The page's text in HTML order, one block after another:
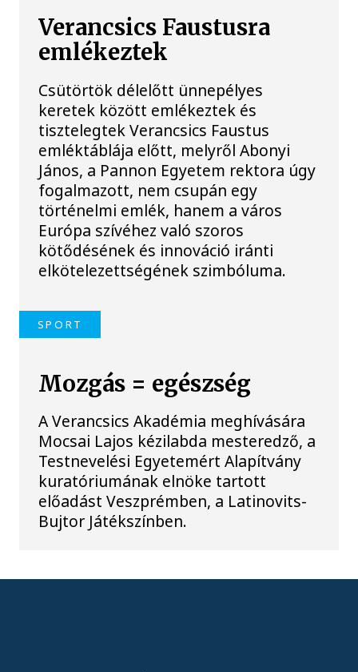
Verancsics Faustusra
emlékeztek
Csütörtök délelőtt ünnepélyes
keretek között emlékeztek és
tisztelegtek Verancsics Faustus
emléktáblája előtt, melyről Abonyi
János, a Pannon Egyetem rektora úgy
fogalmazott, nem csupán egy
történelmi emlék, hanem a város
Európa szívéhez való szoros
kötődésének és innováció iránti
elkötelezettségének szimbóluma.
SPORT
Mozgás = egészség
A Verancsics Akadémia meghívására
Mocsai Lajos kézilabda mesteredző, a
Testnevelési Egyetemért Alapítvány
kuratóriumának elnöke tartott
előadást Veszprémben, a Latinovits-
Bujtor Játékszínben.